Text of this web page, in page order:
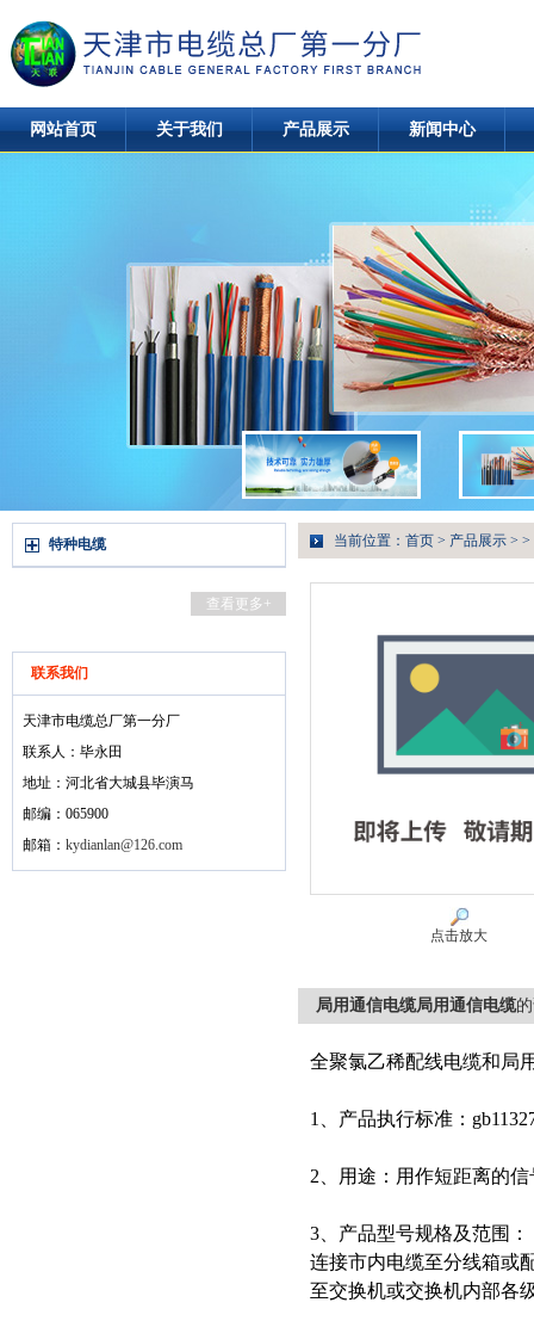
网站首页 关于我们 产品展示 新闻中心
特种电缆
查看更多+
联系我们
天津市电缆总厂第一分厂
联系人：毕永田
地址：河北省大城县毕演马
邮编：065900
邮箱： kydianlan@126.com
当前位置： 首页 > 产品展示 > >
点击放大
局用通信电缆局用通信电缆
全聚氯乙稀配线电缆和局
1、产品执行标准：
2、用途：用作短距离的
3、产品型号规格及范围：
连接市内电缆至分线箱或
至交换机或交换机内部各